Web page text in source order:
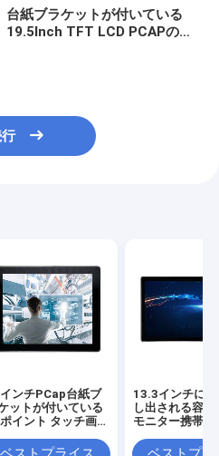
台紙ブラケットが付いている
19.5Inch TFT LCD PCAPの接
ンチPCap台紙ブ
ットが付いている
イント タッチ画面
13.3インチに
し出される容量
モニター携帯用